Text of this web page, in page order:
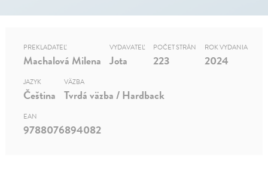
PREKLADATEĽ
Machalová Milena
VYDAVATEĽ
Jota
POČET STRÁN
223
ROK VYDANIA
2024
JAZYK
Čeština
VÄZBA
Tvrdá väzba / Hardback
EAN
9788076894082